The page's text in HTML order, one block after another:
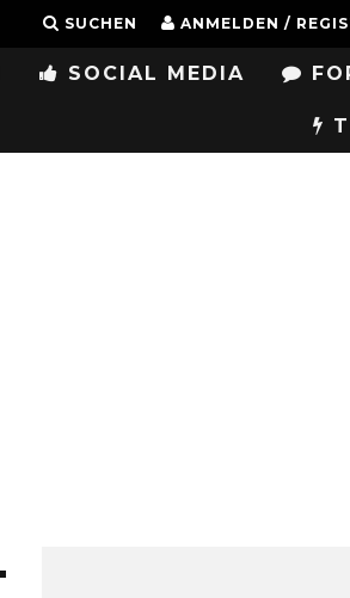
SUCHEN ANMELDEN /
SOCIAL MEDIA